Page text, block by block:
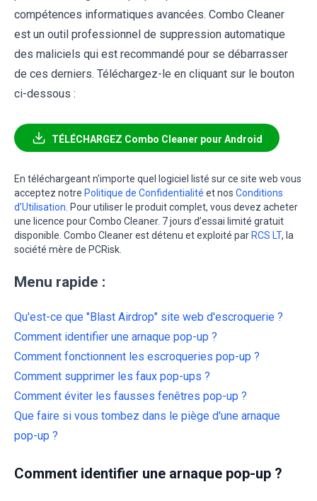
compétences informatiques avancées. Combo Cleaner
est un outil professionnel de suppression automatique
des maliciels qui est recommandé pour se débarrasser
de ces derniers. Téléchargez-le en cliquant sur le bouton
ci-dessous :
TÉLÉCHARGEZ Combo Cleaner pour Android
En téléchargeant n'importe quel logiciel listé sur ce site web vous
acceptez notre Politique de Confidentialité et nos Conditions
d’Utilisation . Pour utiliser le produit complet, vous devez acheter
une licence pour Combo Cleaner. 7 jours d’essai limité gratuit
disponible. Combo Cleaner est détenu et exploité par RCS LT, la
société mère de PCRisk.
Menu rapide :
Qu'est-ce que "Blast Airdrop" site web d'escroquerie ?
Comment identifier une arnaque pop-up ?
Comment fonctionnent les escroqueries pop-up ?
Comment supprimer les faux pop-ups ?
Comment éviter les fausses fenêtres pop-up ?
Que faire si vous tombez dans le piège d'une arnaque
pop-up ?
Comment identifier une arnaque pop-up ?